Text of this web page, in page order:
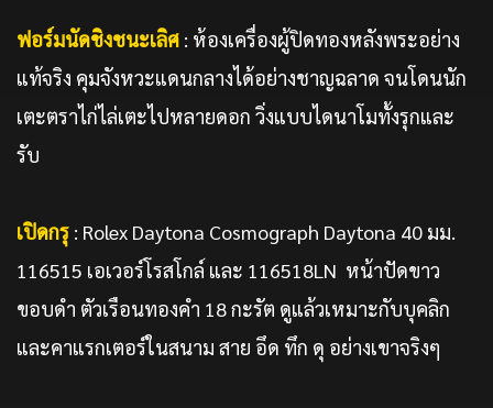
ฟอร์มนัดชิงชนะเลิศ : ห้องเครื่องผู้ปิดทองหลังพระอย่าง
แท้จริง คุมจังหวะแดนกลางได้อย่างชาญฉลาด จนโดนนัก
เตะตราไก่ไล่เตะไปหลายดอก วิ่งแบบไดนาโมทั้งรุกและ
รับ
เปิดกรุ : Rolex Daytona Cosmograph Daytona 40 มม.
116515 เอเวอร์โรสโกล์ และ 116518LN หน้าปัดขาว
ขอบดำ ตัวเรือนทองคำ 18 กะรัต ดูแล้วเหมาะกับบุคลิก
และคาแรกเตอร์ในสนาม สาย อึด ทึก ดุ อย่างเขาจริงๆ